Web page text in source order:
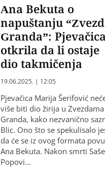
Ana Bekuta o
napuštanju
Granda”: Pjevačica
otkrila da li ostaje
dio takmičenja
19.06.2025. | 12:05
Pjevačica Marija Šerifović
više biti dio žirija u Zvezdama
Granda, kako nezvanično
Blic. Ono što se spekulisalo
da će se iz ovog formata
Ana Bekuta. Nakon smrti Saše
Popovi…